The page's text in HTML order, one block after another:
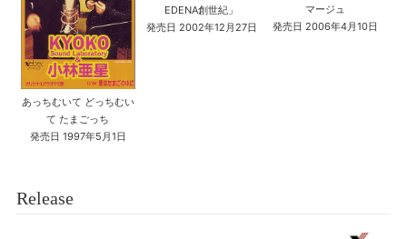
あっちむいて どっちむい
て たまごっち
発売日 1997年5月1日
EDENA創世紀」
発売日 2002年12月27日
マージュ
発売日 2006年4月10日
Release